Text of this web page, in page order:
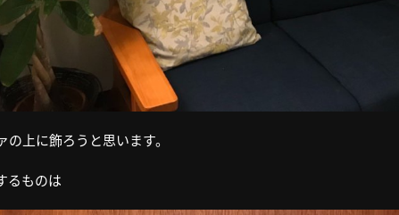
の上に飾ろうと思います。
るものは